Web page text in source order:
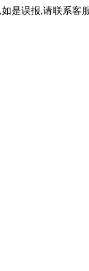
是误报,请联系客